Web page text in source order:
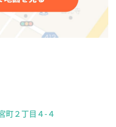
町２丁目４-４